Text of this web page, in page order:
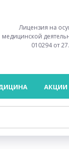
Лицензия на
медицинской
010294 от
АКЦИИ